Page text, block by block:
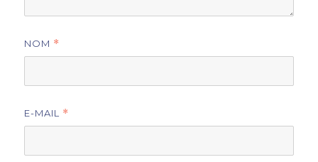
NOM *
E-MAIL *